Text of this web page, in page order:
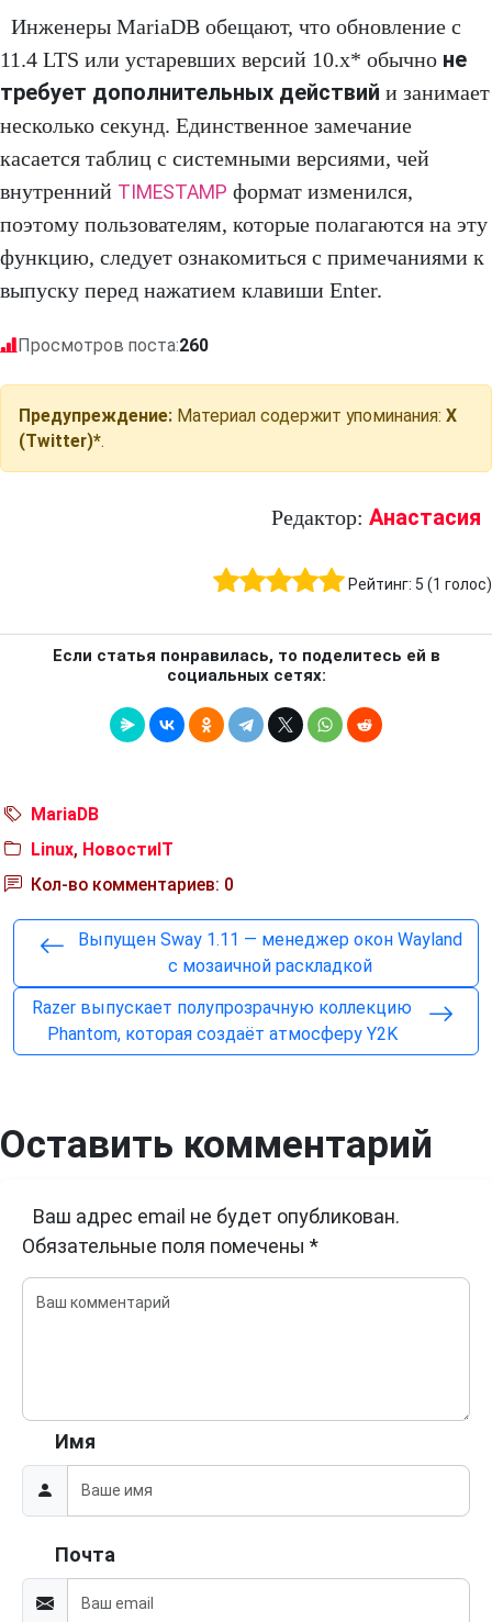
Инженеры MariaDB обещают, что обновление с
11.4 LTS или устаревших версий 10.x* обычно не
требует дополнительных действий и занимает
несколько секунд. Единственное замечание
касается таблиц с системными версиями, чей
внутренний TIMESTAMP формат изменился,
поэтому пользователям, которые полагаются на эту
функцию, следует ознакомиться с примечаниями к
выпуску перед нажатием клавиши Enter.
Просмотров поста:260
Предупреждение: Материал содержит упоминания: X
(Twitter)*.
Редактор: Анастасия
Рейтинг: 5 (1 голос)
Если статья понравилась, то поделитесь ей в
социальных сетях:
MariaDB
Linux, НовостиIT
Кол-во комментариев: 0
Выпущен Sway 1.11 — менеджер окон Wayland
с мозаичной раскладкой
Razer выпускает полупрозрачную коллекцию
Phantom, которая создаёт атмосферу Y2K
Оставить комментарий
Ваш адрес email не будет опубликован.
Обязательные поля помечены *
Имя
Почта